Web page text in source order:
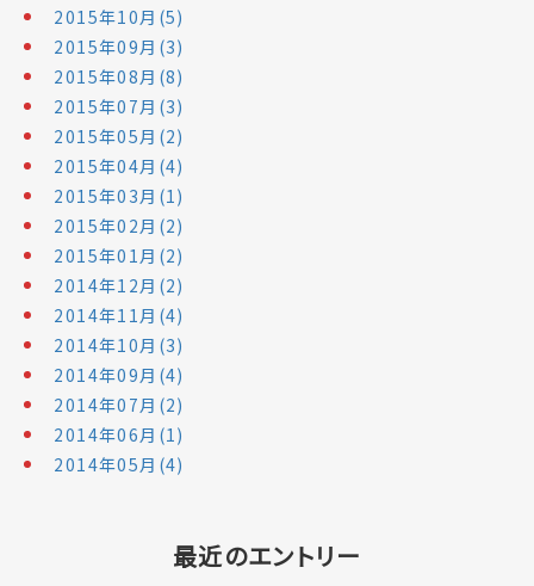
2015年10月(5)
2015年09月(3)
2015年08月(8)
2015年07月(3)
2015年05月(2)
2015年04月(4)
2015年03月(1)
2015年02月(2)
2015年01月(2)
2014年12月(2)
2014年11月(4)
2014年10月(3)
2014年09月(4)
2014年07月(2)
2014年06月(1)
2014年05月(4)
最近のエントリー